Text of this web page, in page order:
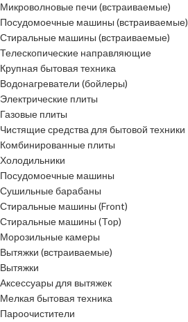
Микроволновые печи (встраиваемые)
Посудомоечные машины (встраиваемые)
Стиральные машины (встраиваемые)
Телескопические направляющие
Крупная бытовая техника
Водонагреватели (бойлеры)
Электрические плиты
Газовые плиты
Чистящие средства для бытовой техники
Комбинированные плиты
Холодильники
Посудомоечные машины
Сушильные барабаны
Стиральные машины (Front)
Стиральные машины (Top)
Морозильные камеры
Вытяжки (встраиваемые)
Вытяжки
Аксессуары для вытяжек
Мелкая бытовая техника
Пароочистители